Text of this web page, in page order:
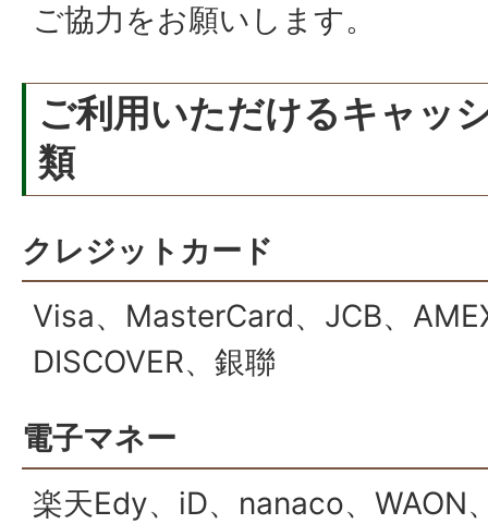
ご協力をお願いします。
ご利用いただけるキャッ
類
クレジットカード
Visa、MasterCard、JCB、
DISCOVER、銀聯
電子マネー
楽天Edy、iD、nanaco、WAON